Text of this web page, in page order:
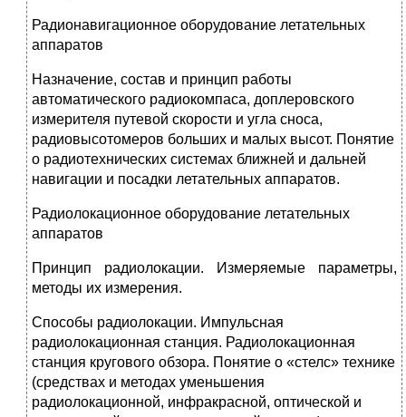
Радионавигационное оборудование летательных
аппаратов
Назначение, состав и принцип работы
автоматического радиокомпаса, доплеровского
измерителя путевой скорости и угла сноса,
радиовысотомеров больших и малых высот. Понятие
о радиотехнических системах ближней и дальней
навигации и посадки летательных аппаратов.
Радиолокационное оборудование летательных
аппаратов
Принцип радиолокации. Измеряемые параметры,
методы их измерения.
Способы радиолокации. Импульсная
радиолокационная станция. Радиолокационная
станция кругового обзора. Понятие о «стелс» технике
(средствах и методах уменьшения
радиолокационной, инфракрасной, оптической и